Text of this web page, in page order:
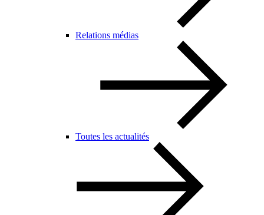
Relations médias
Toutes les actualités